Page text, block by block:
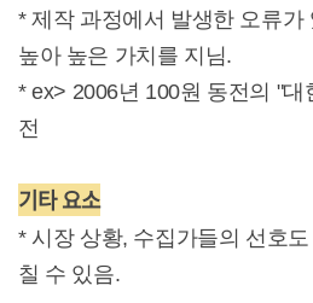
* 제작 과정에서 발생한 오류가
높아 높은 가치를 지님.
* ex> 2006년 100원 동전의 "
전
기타 요소
* 시장 상황, 수집가들의 선호도
칠 수 있음.